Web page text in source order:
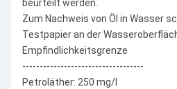
beurteilt werden.
Zum Nachweis von Öl in Wasser
Testpapier an der
Empfindlichkeitsgrenze
-----------------------------------
Petroläther: 250 mg/l